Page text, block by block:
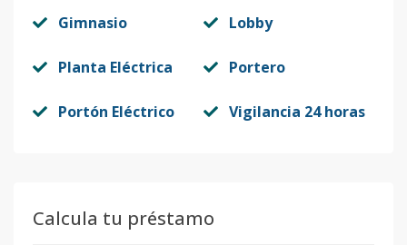
Gimnasio Lobby
Planta Eléctrica Portero
Portón Eléctrico Vigilancia 24 horas
Calcula tu préstamo